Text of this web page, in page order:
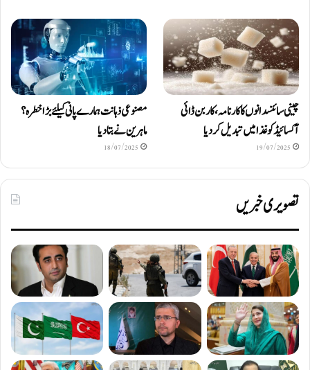
چینی سائنسدانوں کا کارنامہ، کاربن ڈائی
آکسائیڈ کو غذا میں تبدیل کردیا
19/07/2025
مصنوعی ذہانت ہمارے پانی کیلئے بڑا خطرہ؟
ماہرین نے بتا دیا
18/07/2025
تصویری خبریں